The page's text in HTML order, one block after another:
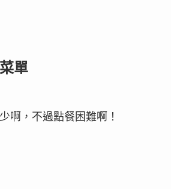
單
啊，不過點餐困難啊！